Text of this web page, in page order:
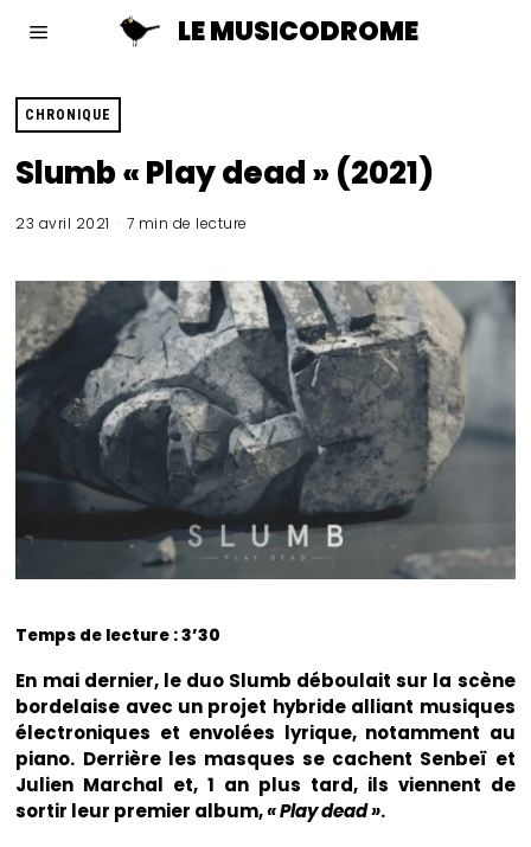
LE MUSICODROME
CHRONIQUE
Slumb « Play dead » (2021)
23 avril 2021 7 min de lecture
Temps de lecture : 3’30
En mai dernier, le duo Slumb déboulait sur la scène
bordelaise avec un projet hybride alliant musiques
électroniques et envolées lyrique, notamment au
piano. Derrière les masques se cachent Senbeï et
Julien Marchal et, 1 an plus tard, ils viennent de
sortir leur premier album,« Play dead ».